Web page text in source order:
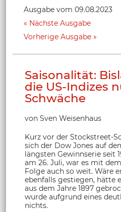
Ausgabe vom 09.08.2023
Nächste Ausgabe
Vorherige Ausgabe
Saisonalität:
die US-Indizes
Schwäche
von Sven Weisenhaus
Kurz vor der Stockstreet-
sich der Dow Jones auf
längsten Gewinnserie seit
am 26. Juli, war es mit
Folge auch so weit. Wäre
ebenfalls gestiegen, hätte
aus dem Jahre 1897
wurde aufgrund eines
nichts.